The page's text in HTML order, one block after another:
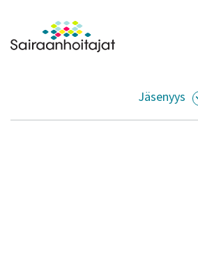
Siirry sisältöön
Etusivulle
Jäsenyys